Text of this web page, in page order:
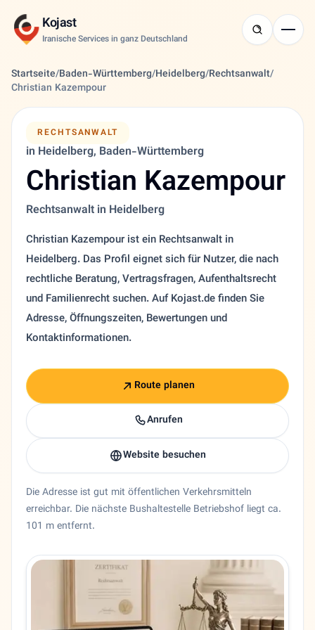
Kojast
Iranische Services in ganz Deutschland
Startseite/Baden-Württemberg/Heidelberg/Rechtsanwalt/
Christian Kazempour
RECHTSANWALT
in Heidelberg, Baden-Württemberg
Christian Kazempour
Rechtsanwalt in Heidelberg
Christian Kazempour ist ein Rechtsanwalt in
Heidelberg. Das Profil eignet sich für Nutzer, die nach
rechtliche Beratung, Vertragsfragen, Aufenthaltsrecht
und Familienrecht suchen. Auf Kojast.de finden Sie
Adresse, Öffnungszeiten, Bewertungen und
Kontaktinformationen.
Route planen
Anrufen
Website besuchen
Die Adresse ist gut mit öffentlichen Verkehrsmitteln
erreichbar. Die nächste Bushaltestelle Betriebshof liegt ca.
101 m entfernt.
Rechtsanwalt Christian Kazempour in Heidelberg,